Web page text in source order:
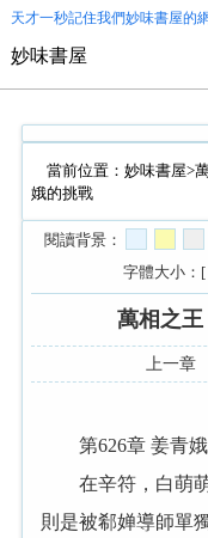
天才一秒記住我們妙味書屋的
妙味書屋
當前位置： 妙味書屋>
娥的挑戰
閱讀背景：
字體大小：[
萬相之王
上一章
第626章 姜青娥
在辛符，白萌萌
則是被郗婵導師單